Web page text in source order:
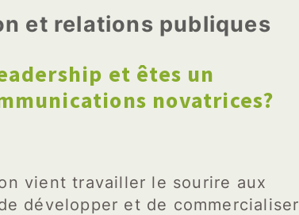
et relations publiques
et êtes un
novatrices?
vient travailler le sourire aux
développer et de commercialiser